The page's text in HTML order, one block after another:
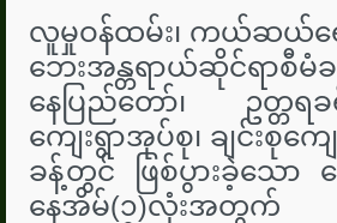
လူမှုဝန်ထမ်း၊ ကယ်ဆယ်ရေး
ဘေးအန္တရာယ်ဆိုင်ရာစီမံ
နေပြည်တော်၊ ‌ဥတ္တ
ကျေးရွာအုပ်စု၊ ချင်းစု‌က
ခန့်တွင် ဖြစ်ပွားခဲ့သော
နေအိမ်(၁)လုံးအတွက်